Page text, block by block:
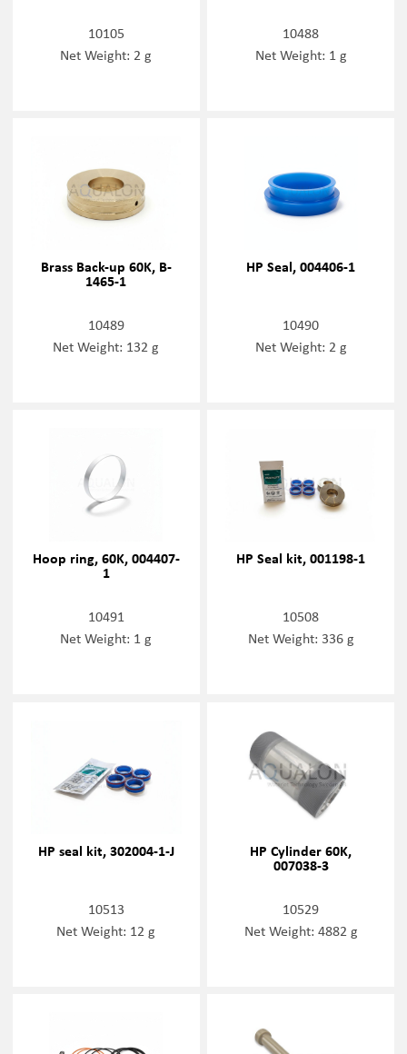
10105
Net Weight: 2 g
10488
Net Weight: 1 g
Brass Back-up 60K, B-
1465-1
10489
Net Weight: 132 g
HP Seal, 004406-1
10490
Net Weight: 2 g
Hoop ring, 60K, 004407-
1
10491
Net Weight: 1 g
HP Seal kit, 001198-1
10508
Net Weight: 336 g
HP seal kit, 302004-1-J
10513
Net Weight: 12 g
HP Cylinder 60K,
007038-3
10529
Net Weight: 4882 g